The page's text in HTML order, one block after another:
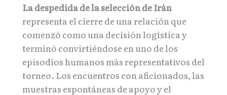
La despedida de la selección de Irán
representa el cierre de una relación que
comenzó como una decisión logística y
terminó convirtiéndose en uno de los
episodios humanos más representativos del
torneo. Los encuentros con aficionados, las
muestras espontáneas de apoyo y el